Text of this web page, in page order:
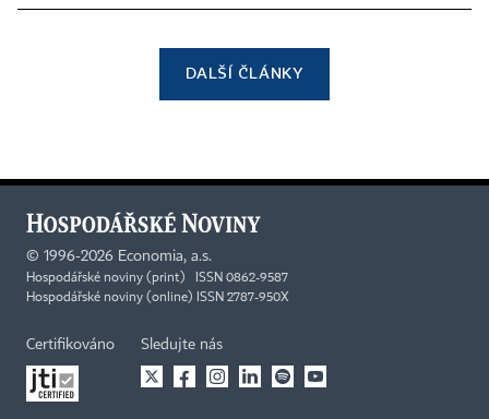
DALŠÍ ČLÁNKY
© 1996-2026 Economia, a.s.
Hospodářské noviny (print) ISSN 0862-9587
Hospodářské noviny (online) ISSN 2787-950X
Certifikováno Sledujte nás